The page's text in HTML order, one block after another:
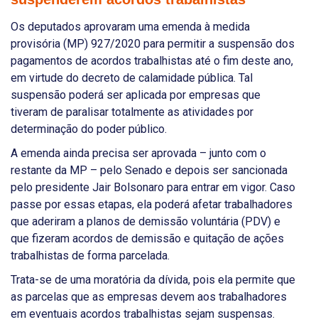
Os deputados aprovaram uma emenda à medida
provisória (MP) 927/2020 para permitir a suspensão dos
pagamentos de acordos trabalhistas até o fim deste ano,
em virtude do decreto de calamidade pública. Tal
suspensão poderá ser aplicada por empresas que
tiveram de paralisar totalmente as atividades por
determinação do poder público.
A emenda ainda precisa ser aprovada – junto com o
restante da MP – pelo Senado e depois ser sancionada
pelo presidente Jair Bolsonaro para entrar em vigor. Caso
passe por essas etapas, ela poderá afetar trabalhadores
que aderiram a planos de demissão voluntária (PDV) e
que fizeram acordos de demissão e quitação de ações
trabalhistas de forma parcelada.
Trata-se de uma moratória da dívida, pois ela permite que
as parcelas que as empresas devem aos trabalhadores
em eventuais acordos trabalhistas sejam suspensas.